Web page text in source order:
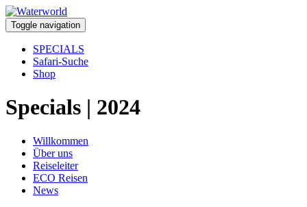
Toggle navigation
SPECIALS
Safari-Suche
Shop
Specials | 2024
Willkommen
Über uns
Reiseleiter
ECO Reisen
News